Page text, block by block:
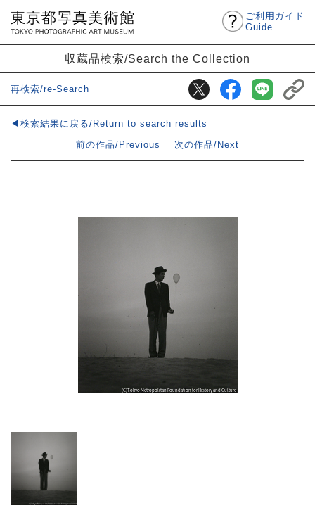
ご利用ガイド
Guide
収蔵品検索/Search the Collection
再検索/re-Search
◀検索結果に戻る/Return to search results
前の作品/Previous
次の作品/Next